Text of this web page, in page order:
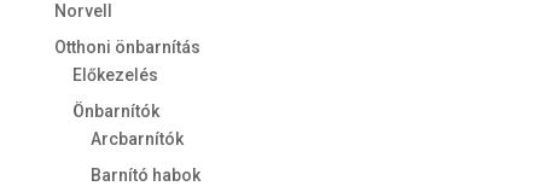
Norvell
Otthoni önbarnítás
Előkezelés
Önbarnítók
Arcbarnítók
Barnító habok